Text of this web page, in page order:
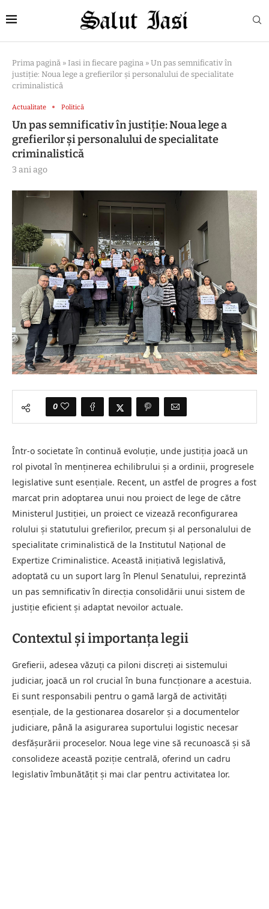
Prima pagină » Iasi in fiecare pagina » Un pas semnificativ în
justiție: Noua lege a grefierilor și personalului de specialitate
criminalistică
Actualitate Politică
Un pas semnificativ în justiție: Noua lege a
grefierilor și personalului de specialitate
criminalistică
3 ani ago
0
Într-o societate în continuă evoluție, unde justiția joacă un
rol pivotal în menținerea echilibrului și a ordinii, progresele
legislative sunt esențiale. Recent, un astfel de progres a fost
marcat prin adoptarea unui nou proiect de lege de către
Ministerul Justiției, un proiect ce vizează reconfigurarea
rolului și statutului grefierilor, precum și al personalului de
specialitate criminalistică de la Institutul Național de
Expertize Criminalistice. Această inițiativă legislativă,
adoptată cu un suport larg în Plenul Senatului, reprezintă
un pas semnificativ în direcția consolidării unui sistem de
justiție eficient și adaptat nevoilor actuale.
Contextul și importanța legii
Grefierii, adesea văzuți ca piloni discreți ai sistemului
judiciar, joacă un rol crucial în buna funcționare a acestuia.
Ei sunt responsabili pentru o gamă largă de activități
esențiale, de la gestionarea dosarelor și a documentelor
judiciare, până la asigurarea suportului logistic necesar
desfășurării proceselor. Noua lege vine să recunoască și să
consolideze această poziție centrală, oferind un cadru
legislativ îmbunătățit și mai clar pentru activitatea lor.